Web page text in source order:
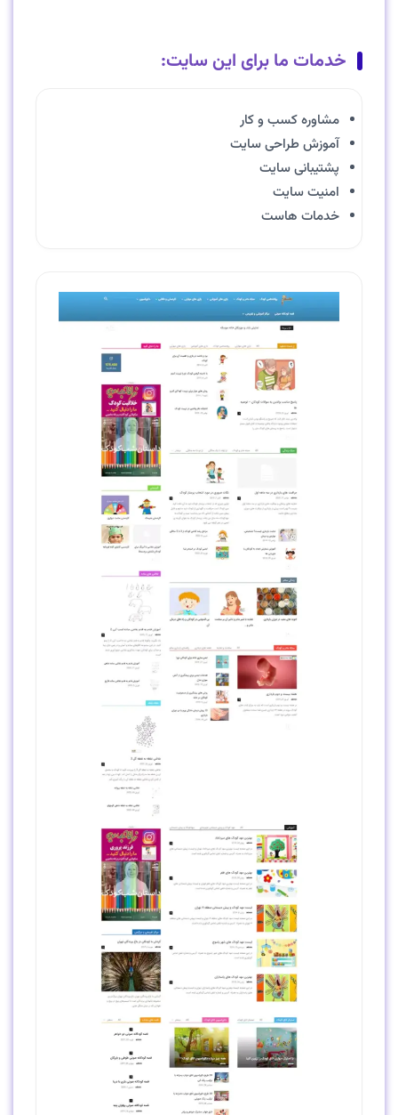
خدمات ما برای این سایت:
مشاوره کسب و کار
آموزش طراحی سایت
پشتیبانی سایت
امنیت سایت
خدمات هاست